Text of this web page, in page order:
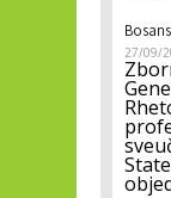
27/09/